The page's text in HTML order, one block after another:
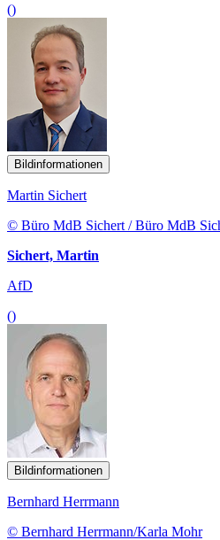
()
Bildinformationen
Martin Sichert
© Büro MdB Sichert / Büro MdB
Sichert, Martin
AfD
()
Bildinformationen
Bernhard Herrmann
© Bernhard Herrmann/Karla Mohr